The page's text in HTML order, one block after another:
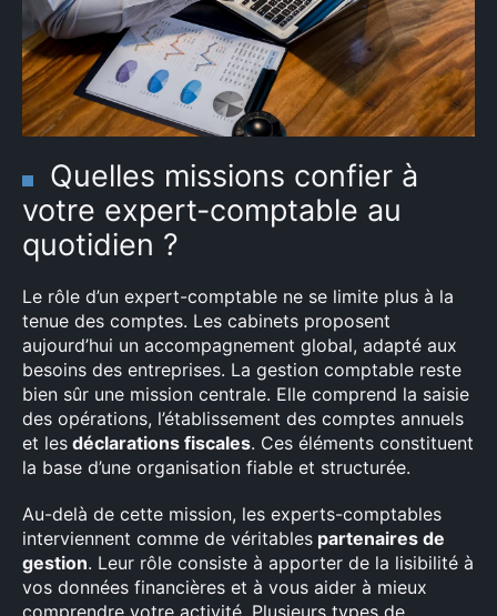
Quelles missions confier à
votre expert-comptable au
quotidien ?
Le rôle d’un expert-comptable ne se limite plus à la
tenue des comptes. Les cabinets proposent
aujourd’hui un accompagnement global, adapté aux
besoins des entreprises. La gestion comptable reste
bien sûr une mission centrale. Elle comprend la saisie
des opérations, l’établissement des comptes annuels
et les déclarations fiscales. Ces éléments constituent
la base d’une organisation fiable et structurée.
Au-delà de cette mission, les experts-comptables
interviennent comme de véritables partenaires de
gestion. Leur rôle consiste à apporter de la lisibilité à
vos données financières et à vous aider à mieux
comprendre votre activité. Plusieurs types de